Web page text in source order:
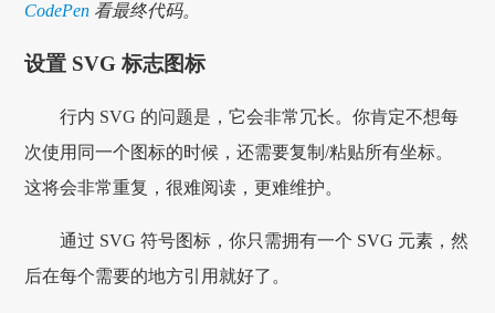
CodePen 看最终代码。
设置 SVG 标志图标
行内 SVG 的问题是，它会非常冗长。你肯定不想每
次使用同一个图标的时候，还需要复制/粘贴所有坐标。
这将会非常重复，很难阅读，更难维护。
通过 SVG 符号图标，你只需拥有一个 SVG 元素，然
后在每个需要的地方引用就好了。